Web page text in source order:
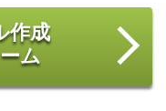
作成
ム